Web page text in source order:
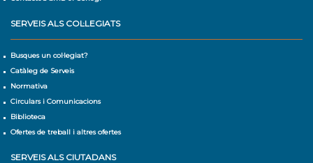
SERVEIS ALS COL·LEGIATS
Busques un col·legiat?
Catàleg de Serveis
Normativa
Circulars i Comunicacions
Biblioteca
Ofertes de treball i altres ofertes
SERVEIS ALS CIUTADANS